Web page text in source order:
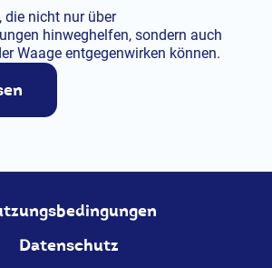
die nicht nur über
hinweghelfen, sondern auch
Waage entgegenwirken können.
Datenschutz